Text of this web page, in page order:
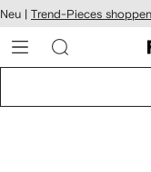
zum
Neu | Trend-Pieces shoppen